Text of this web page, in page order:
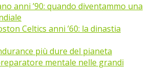
anni ’90: quando diventammo una
Celtics anni ’60: la dinastia
più dure del pianeta
mentale nelle grandi